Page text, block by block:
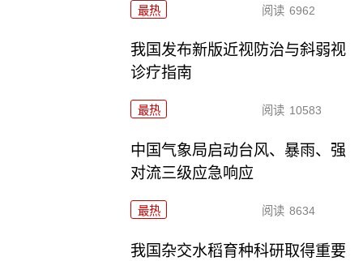
最热 阅读 6962
我国发布新版近视防治与斜弱视
诊疗指南
最热 阅读 10583
中国气象局启动台风、暴雨、强
对流三级应急响应
最热 阅读 8634
我国杂交水稻育种科研取得重要